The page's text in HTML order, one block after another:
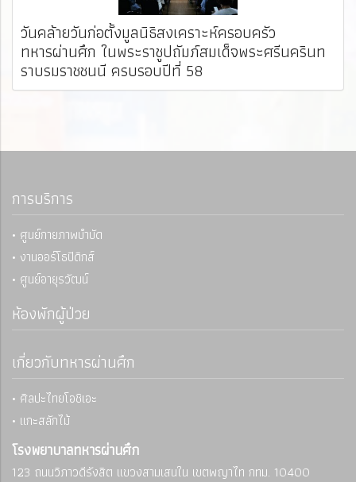
วันคล้ายวันก่อตั้งมูลนิธิสงเคราะห์ครอบครัว
ทหารผ่านศึก ในพระราชูปถัมภ์สมเด็จพระศรีนครินท
ราบรมราชชนนี ครบรอบปีที่ 58
การบริการ
• ศูนย์กายภาพบำบัด
• งานออร์โธปิดิกส์
• ศูนย์อายุรวัฒน์
ห้องพักผู้ป่วย
เกี่ยวกับทหารผ่านศึก
• ศิลปะไทยโอชิเอะ
• แกะสลักไม้
โรงพยาบาลทหารผ่านศึก
123 ถนนวิภาวดีรังสิต แขวงสามเสนใน เขตพญาไท กทม. 10400